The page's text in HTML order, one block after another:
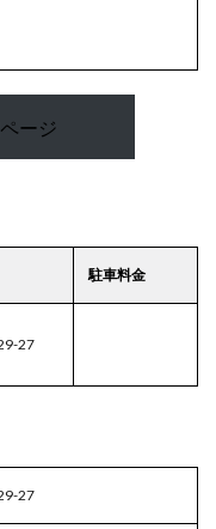
ージ
駐車料金
27
27